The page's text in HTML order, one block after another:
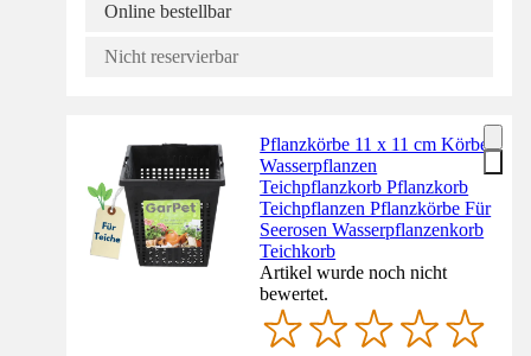
Online bestellbar
Nicht reservierbar
Pflanzkörbe 11 x 11 cm Körbe
Wasserpflanzen
Teichpflanzkorb Pflanzkorb
Teichpflanzen Pflanzkörbe Für
Seerosen Wasserpflanzenkorb
Teichkorb
Artikel wurde noch nicht
bewertet.